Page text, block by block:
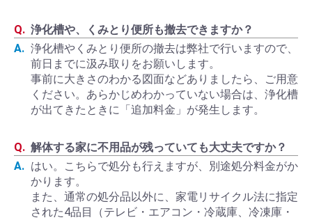
浄化槽や、くみとり便所も撤去できますか？
浄化槽やくみとり便所の撤去は弊社で行いますので、
前日までに汲み取りをお願いします。
事前に大きさのわかる図面などありましたら、ご用意
ください。あらかじめわかっていない場合は、浄化槽
が出てきたときに「追加料金」が発生します。
解体する家に不用品が残っていても大丈夫ですか？
はい。こちらで処分も行えますが、別途処分料金がか
かります。
また、通常の処分品以外に、家電リサイクル法に指定
された4品目（テレビ・エアコン・冷蔵庫、冷凍庫・